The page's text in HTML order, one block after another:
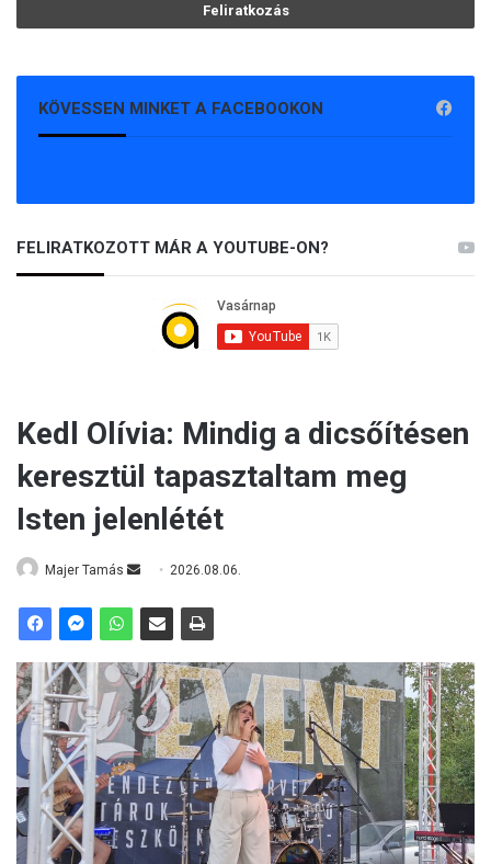
KÖVESSEN MINKET A FACEBOOKON
FELIRATKOZOTT MÁR A YOUTUBE-ON?